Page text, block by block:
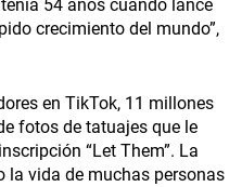
54 años cuando lancé
crecimiento del mundo”,
en TikTok, 11 millones
fotos de tatuajes que le
“Let Them”. La
la vida de muchas personas